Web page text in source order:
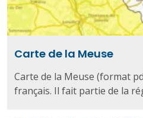
Carte de la Meuse
Carte de la Meuse (format
français. Il fait partie de la